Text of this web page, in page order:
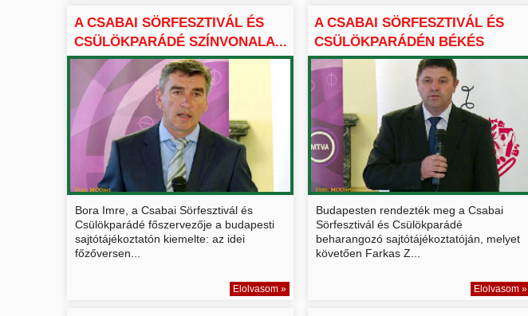
A CSABAI SÖRFESZTIVÁL ÉS
CSÜLÖKPARÁDÉ SZÍNVONALA...
Bora Imre, a Csabai Sörfesztivál és
Csülökparádé főszervezője a budapesti
sajtótájékoztatón kiemelte: az idei
főzőversen...
Elolvasom »
A CSABAI SÖRFESZTIVÁL ÉS
CSÜLÖKPARÁDÉN BÉKÉS
MEG...
Budapesten rendezték meg a Csabai
Sörfesztivál és Csülökparádé
beharangozó sajtótájékoztatóján, melyet
követően Farkas Z...
Elolvasom »